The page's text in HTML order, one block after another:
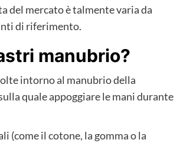
del mercato è talmente varia da
di riferimento.
manubrio?
intorno al manubrio della
quale appoggiare le mani durante
(come il cotone, la gomma o la